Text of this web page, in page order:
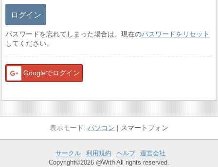
ログイン
パスワードを忘れてしまった場合は、現在のパスワードをリセット
してください。
Googleでログイン
パソコン スマートフォン
サークル 利用規約 ヘルプ
運営会社
Copyright©2026 @With All rights reserved.